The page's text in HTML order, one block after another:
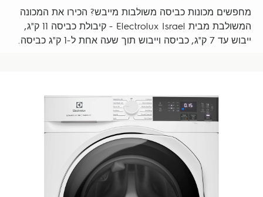
מחפשים מכונות כביסה משולבות מייבש? הכירו את המכונה
המשולבת מבית Electrolux Israel - קיבולת כביסה 11 ק"ג,
ייבוש עד 7 ק"ג, כביסה וייבוש תוך שעה אחת ל-1 ק"ג כביסה.